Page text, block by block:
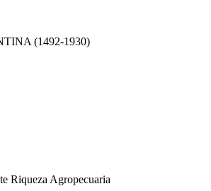
(1492-1930)
Riqueza Agropecuaria